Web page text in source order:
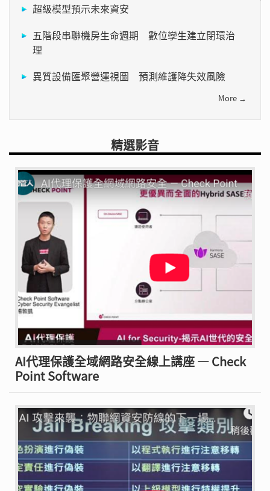
超級模型預示未來資安
五階段串聯機房生命週期 數位孿生建立閉環治
理
異質設備匯聚營運視圖 預測維護降失效風險
More →
精選影音
AI代理保護全域網路安全線上講座 — Check
Point Software